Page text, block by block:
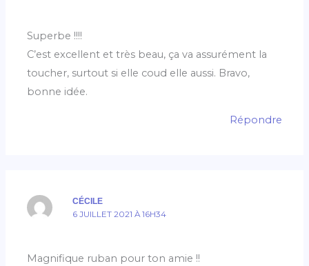
Superbe !!!!
C’est excellent et très beau, ça va assurément la
toucher, surtout si elle coud elle aussi. Bravo,
bonne idée.
Répondre
CÉCILE
6 JUILLET 2021 À 16H34
Magnifique ruban pour ton amie !!